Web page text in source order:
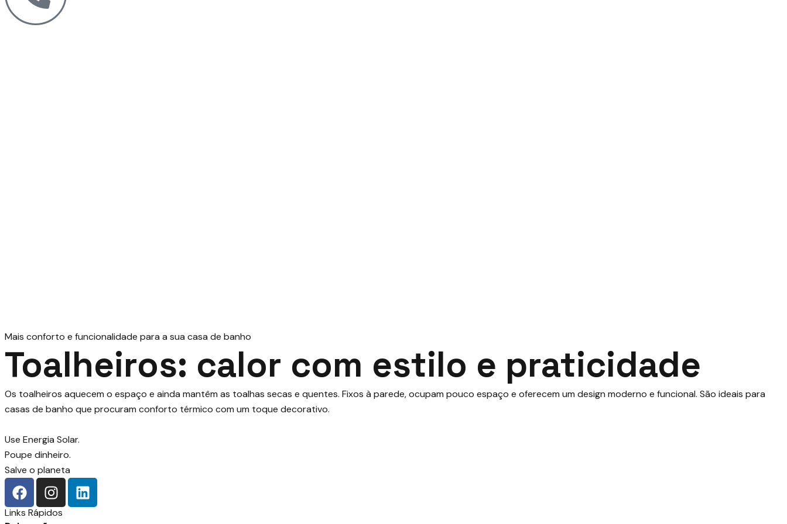
Mais conforto e funcionalidade para a sua casa de banho
Toalheiros: calor com estilo e praticidade
Os toalheiros aquecem o espaço e ainda mantêm as toalhas secas e quentes. Fixos à parede, ocupam pouco espaço e oferecem um design moderno e funcional. São ideais para
casas de banho que procuram conforto térmico com um toque decorativo.
Use Energia Solar.
Poupe dinheiro.
Salve o planeta
Links Rápidos